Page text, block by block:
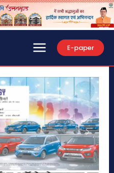
E-paper